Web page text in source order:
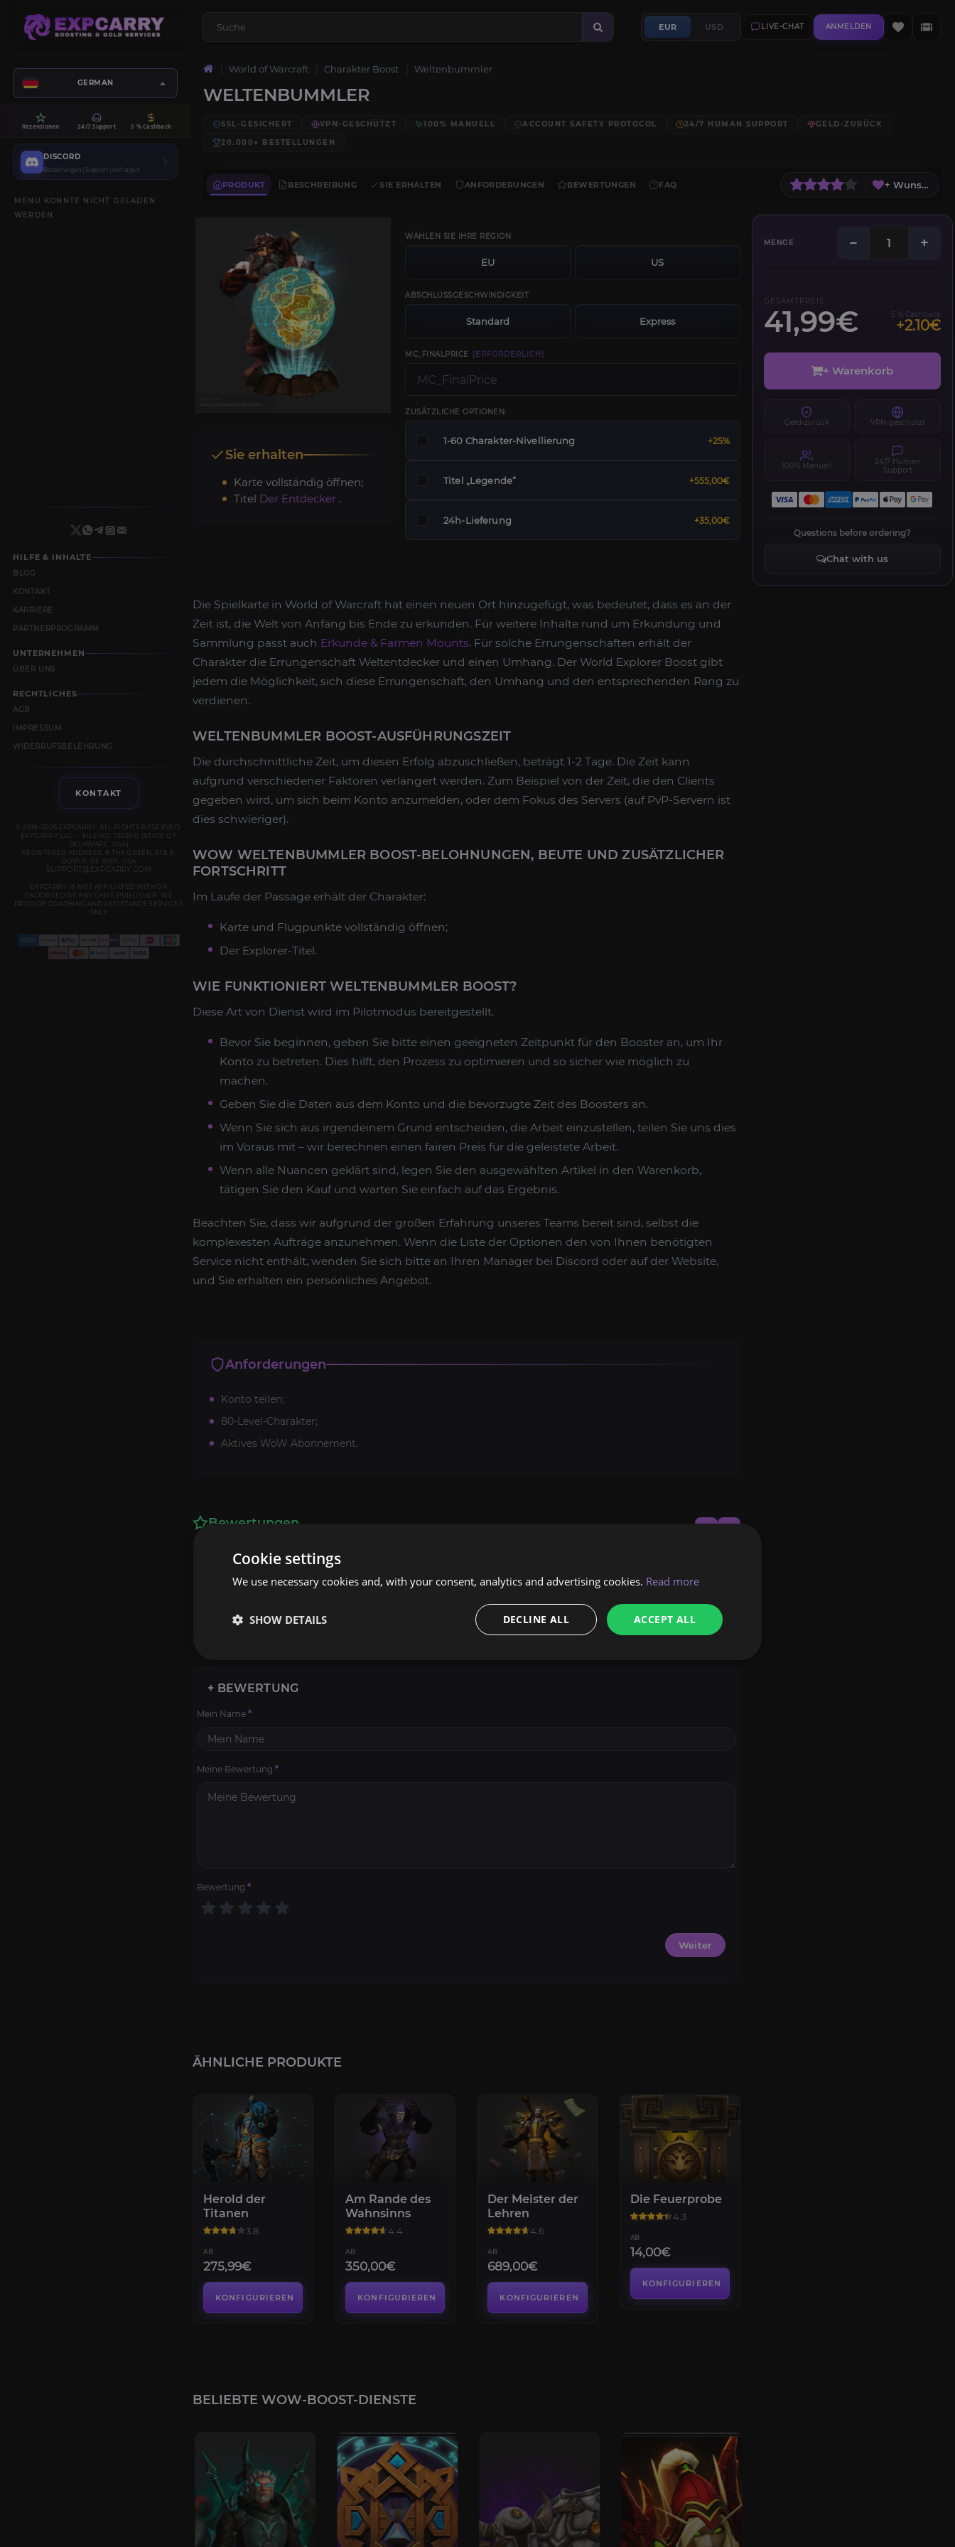
EUR USD LIVE-CHAT ANMELDEN
GERMAN
Rezensionen 24/7 Support 5 % Cashback
DISCORD
Bestellungen | Support | Anfragen
MENU KONNTE NICHT GELADEN
WERDEN
HILFE & INHALTE
BLOG
KONTAKT
KARRIERE
PARTNERPROGRAMM
UNTERNEHMEN
ÜBER UNS
RECHTLICHES
AGB
IMPRESSUM
WIDERRUFSBELEHRUNG
KONTAKT
© 2019–2026 EXPCARRY. ALL RIGHTS RESERVED.
EXPCARRY LLC — FILE NO. 7372610 (STATE OF
DELAWARE, USA)
REGISTERED ADDRESS: 8 THE GREEN, STE B,
DOVER, DE 19901, USA
SUPPORT@EXPCARRY.COM
EXPCARRY IS NOT AFFILIATED WITH OR
ENDORSED BY ANY GAME PUBLISHER. WE
PROVIDE COACHING AND ASSISTANCE SERVICES
ONLY.
World of Warcraft Charakter Boost Weltenbummler
WELTENBUMMLER
SSL-GESICHERT VPN-GESCHÜTZT 100% MANUELL ACCOUNT SAFETY PROTOCOL 24/7 HUMAN SUPPORT
GELD-ZURÜCK
20.000+
BESTELLUNGEN
PRODUKT BESCHREIBUNG SIE ERHALTEN ANFORDERUNGEN BEWERTUNGEN FAQ + Wunschliste
WÄHLEN SIE IHRE REGION
EU US
ABSCHLUSSGESCHWINDIGKEIT
Standard Express
MC_FINALPRICE [ERFORDERLICH]
ZUSÄTZLICHE OPTIONEN:
1-60 Charakter-Nivellierung +25%
Titel „Legende“ +555,00€
24h-Lieferung +35,00€
MENGE − +
GESAMTPREIS
41,99€ 5 % Cashback
+2.10€
+ Warenkorb
Geld-zurück VPN-geschützt
100% Manuell
24/7 Human
Support
Questions before ordering?
Chat with us
Sie erhalten
Karte vollständig öffnen;
Titel Der Entdecker .
Die Spielkarte in World of Warcraft hat einen neuen Ort hinzugefügt, was bedeutet, dass es an der
Zeit ist, die Welt von Anfang bis Ende zu erkunden. Für weitere Inhalte rund um Erkundung und
Sammlung passt auch Erkunde & Farmen Mounts. Für solche Errungenschaften erhält der
Charakter die Errungenschaft Weltentdecker und einen Umhang. Der World Explorer Boost gibt
jedem die Möglichkeit, sich diese Errungenschaft, den Umhang und den entsprechenden Rang zu
verdienen.
WELTENBUMMLER BOOST-AUSFÜHRUNGSZEIT
Die durchschnittliche Zeit, um diesen Erfolg abzuschließen, beträgt 1-2 Tage. Die Zeit kann
aufgrund verschiedener Faktoren verlängert werden. Zum Beispiel von der Zeit, die den Clients
gegeben wird, um sich beim Konto anzumelden, oder dem Fokus des Servers (auf PvP-Servern ist
dies schwieriger).
WOW WELTENBUMMLER BOOST-BELOHNUNGEN, BEUTE UND ZUSÄTZLICHER
FORTSCHRITT
Im Laufe der Passage erhält der Charakter:
Karte und Flugpunkte vollständig öffnen;
Der Explorer-Titel.
WIE FUNKTIONIERT WELTENBUMMLER BOOST?
Diese Art von Dienst wird im Pilotmodus bereitgestellt.
Bevor Sie beginnen, geben Sie bitte einen geeigneten Zeitpunkt für den Booster an, um Ihr
Konto zu betreten. Dies hilft, den Prozess zu optimieren und so sicher wie möglich zu
machen.
Geben Sie die Daten aus dem Konto und die bevorzugte Zeit des Boosters an.
Wenn Sie sich aus irgendeinem Grund entscheiden, die Arbeit einzustellen, teilen Sie uns dies
im Voraus mit – wir berechnen einen fairen Preis für die geleistete Arbeit.
Wenn alle Nuancen geklärt sind, legen Sie den ausgewählten Artikel in den Warenkorb,
tätigen Sie den Kauf und warten Sie einfach auf das Ergebnis.
Beachten Sie, dass wir aufgrund der großen Erfahrung unseres Teams bereit sind, selbst die
komplexesten Aufträge anzunehmen. Wenn die Liste der Optionen den von Ihnen benötigten
Service nicht enthält, wenden Sie sich bitte an Ihren Manager bei Discord oder auf der Website,
und Sie erhalten ein persönliches Angebot.
Anforderungen
Konto teilen;
80-Level-Charakter;
Aktives WoW Abonnement.
Bewertungen
+ BEWERTUNG
Mein Name *
Meine Bewertung *
Bewertung *
Weiter
ÄHNLICHE PRODUKTE
Herold der
Titanen
3.8
AB
275,99€
KONFIGURIEREN
Am Rande des
Wahnsinns
4.4
AB
350,00€
KONFIGURIEREN
Der Meister der
Lehren
4.6
AB
689,00€
KONFIGURIEREN
Die Feuerprobe
4.3
AB
14,00€
KONFIGURIEREN
BELIEBTE WOW-BOOST-DIENSTE
Cookie settings
We use necessary cookies and, with your consent, analytics and advertising cookies. Read more
ACCEPT ALL
DECLINE ALL
SHOW DETAILS